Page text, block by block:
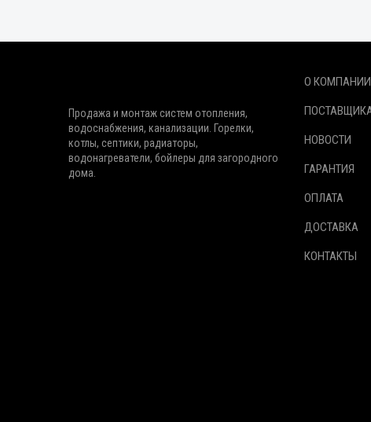
Продажа и монтаж систем отопления,
водоснабжения, канализации. Горелки,
котлы, септики, радиаторы,
водонагреватели, бойлеры для загородного
дома.
О КОМПАНИИ
НОВОСТИ
ГАРАНТИЯ
ОПЛАТА
ДОСТАВКА
КОНТАКТЫ